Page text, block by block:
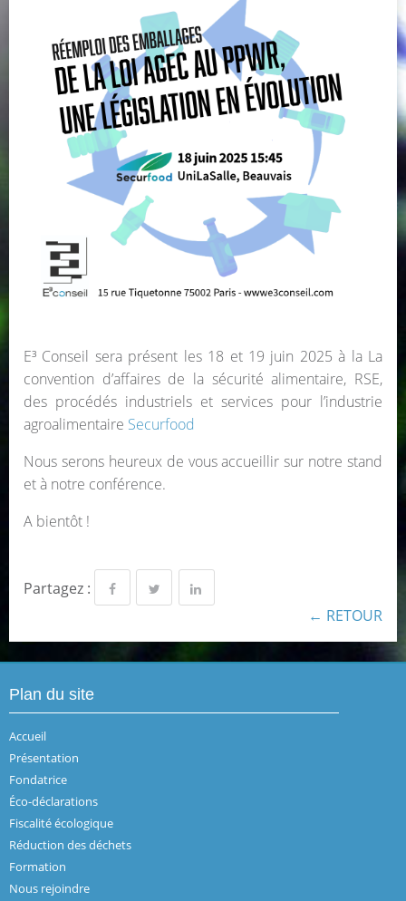
E³ Conseil sera présent les 18 et 19 juin 2025 à la La
convention d’affaires de la sécurité alimentaire, RSE,
des procédés industriels et services pour l’industrie
agroalimentaire Securfood
Nous serons heureux de vous accueillir sur notre stand
et à notre conférence.
A bientôt !
Partagez :
← RETOUR
Plan du site
Accueil
Présentation
Fondatrice
Éco-déclarations
Fiscalité écologique
Réduction des déchets
Formation
Nous rejoindre